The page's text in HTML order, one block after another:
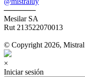
──────
Mesilar SA
Rut 213522070013
© Copyright 2026, Mistral
×
Iniciar sesión